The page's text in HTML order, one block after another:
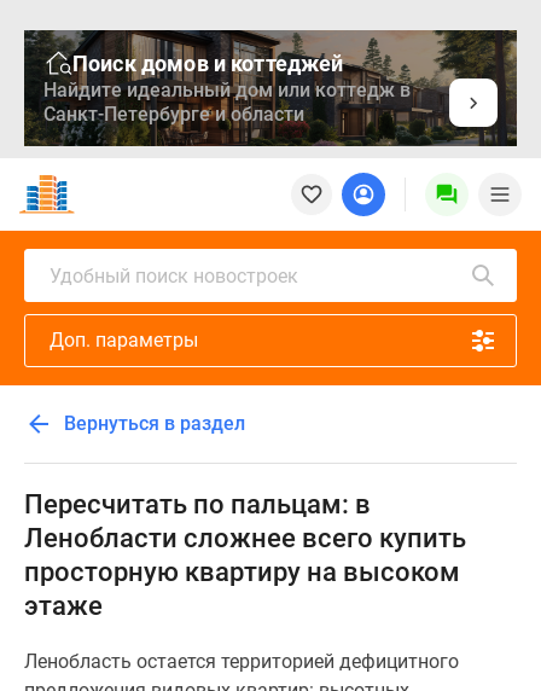
Поиск домов и коттеджей
Найдите идеальный дом или коттедж в
Санкт-Петербурге и области
Новостройки
Квартиры
Ипотека
Медиа
проекте
Контакты
Реклама
сайте
Дзен
Продавцы
застройщики
Коммерческие
Квартиры
Удобный поиск новостроек
Доп. параметры
Вернуться в раздел
Пересчитать по пальцам: в
Ленобласти сложнее всего купить
просторную квартиру на высоком
этаже
Ленобласть остается территорией дефицитного